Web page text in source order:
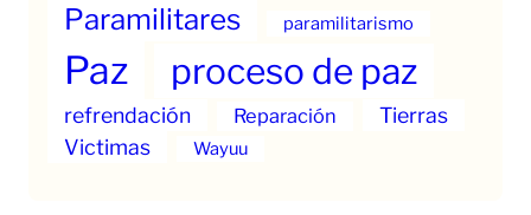
Paramilitares paramilitarismo
Paz proceso de paz
refrendación Reparación
Tierras
Victimas
Wayuu